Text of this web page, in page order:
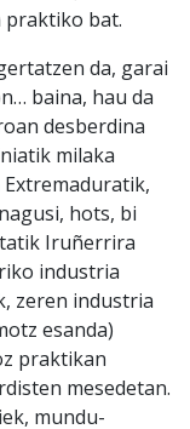
praktiko bat.
da, garai
baina, hau da
desberdina
milaka
hots, bi
Iruñerrira
industria
zeren industria
esanda)
praktikan
mesedetan.
mundu-